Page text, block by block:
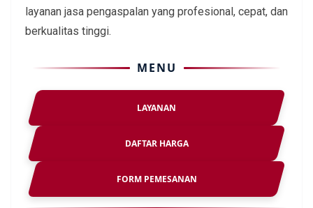
layanan jasa pengaspalan yang profesional, cepat, dan
berkualitas tinggi.
MENU
LAYANAN
DAFTAR HARGA
FORM PEMESANAN